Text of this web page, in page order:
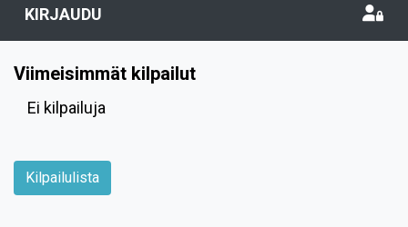
KIRJAUDU
Viimeisimmät kilpailut
Ei kilpailuja
Kilpailulista